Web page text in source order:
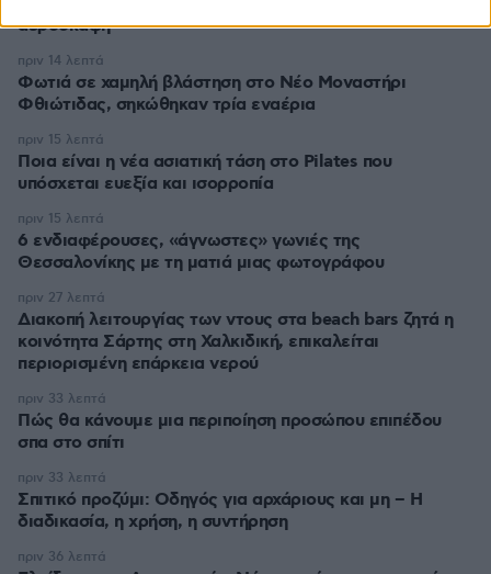
αεροσκάφη
Φωτιά σε χαμηλή βλάστηση στο Νέο Μοναστήρι
Φθιώτιδας, σηκώθηκαν τρία εναέρια
πριν 14 λεπτά
Ποια είναι η νέα ασιατική τάση στο Pilates που
υπόσχεται ευεξία και ισορροπία
πριν 15 λεπτά
6 ενδιαφέρουσες, «άγνωστες» γωνιές της
Θεσσαλονίκης με τη ματιά μιας φωτογράφου
πριν 15 λεπτά
Διακοπή λειτουργίας των ντους στα beach bars ζητά η
κοινότητα Σάρτης στη Χαλκιδική, επικαλείται
περιορισμένη επάρκεια νερού
πριν 27 λεπτά
Πώς θα κάνουμε μια περιποίηση προσώπου επιπέδου
σπα στο σπίτι
πριν 33 λεπτά
Σπιτικό προζύμι: Οδηγός για αρχάριους και μη – Η
διαδικασία, η χρήση, η συντήρηση
πριν 33 λεπτά
πριν 36 λεπτά